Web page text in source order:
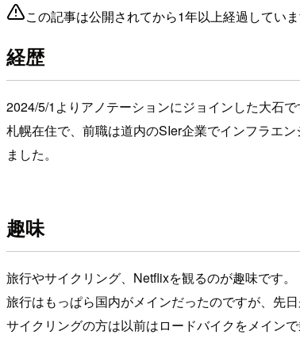
この記事は公開されてから1年以上経過してい
経歴
2024/5/1よりアノテーションにジョインした大石で
札幌在住で、前職は道内のSIer企業でインフラエ
ました。
趣味
旅行やサイクリング、Netflixを観るのが趣味です。
旅行はもっぱら国内がメインだったのですが、先
サイクリングの方は以前はロードバイクをメイン